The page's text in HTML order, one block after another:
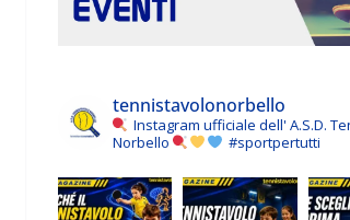
tennistavolonorbello
Instagram ufficiale dell' A.S.D.
Norbello
#sportpertutti